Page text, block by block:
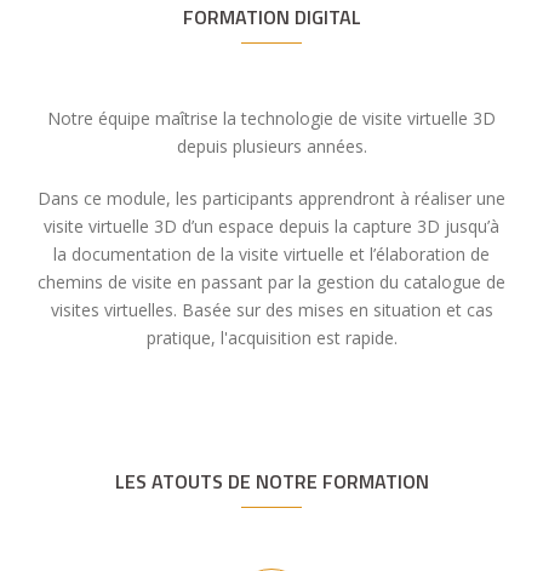
FORMATION DIGITAL
Notre équipe maîtrise la technologie de visite virtuelle 3D
depuis plusieurs années.
Dans ce module, les participants apprendront à réaliser une
visite virtuelle 3D d’un espace depuis la capture 3D jusqu’à
la documentation de la visite virtuelle et l’élaboration de
chemins de visite en passant par la gestion du catalogue de
visites virtuelles. Basée sur des mises en situation et cas
pratique, l'acquisition est rapide.
LES ATOUTS DE NOTRE FORMATION